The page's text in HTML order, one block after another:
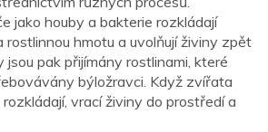
jako houby a bakterie rozkládají
rostlinnou hmotu a uvolňují živiny zpět
jsou pak přijímány rostlinami, které
býložravci. Když zvířata
rozkládají, vrací živiny do prostředí a